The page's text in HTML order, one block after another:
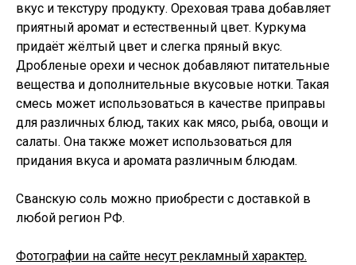
вкус и текстуру продукту. Ореховая трава добавляет
приятный аромат и естественный цвет. Куркума
придаёт жёлтый цвет и слегка пряный вкус.
Дробленые орехи и чеснок добавляют питательные
вещества и дополнительные вкусовые нотки. Такая
смесь может использоваться в качестве приправы
для различных блюд, таких как мясо, рыба, овощи и
салаты. Она также может использоваться для
придания вкуса и аромата различным блюдам.
Сванскую соль можно приобрести с доставкой в
любой регион РФ.
Фотографии на сайте несут рекламный характер.